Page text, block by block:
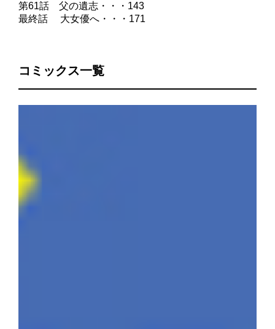
第61話 父の遺志・・・143
最終話 大女優へ・・・171
コミックス一覧